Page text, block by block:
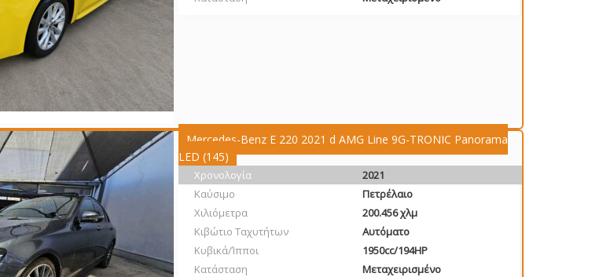
Mercedes-Benz E 220 2021 d AMG Line 9G-TRONIC Panorama
LED (145)
Χρονολογία
2021
Καύσιμο
Πετρέλαιο
Χιλιόμετρα
200.456 χλμ
Κιβώτιο Ταχυτήτων
Αυτόματο
Κυβικά/Ίπποι
1950cc/194HP
Κατάσταση
Μεταχειρισμένο